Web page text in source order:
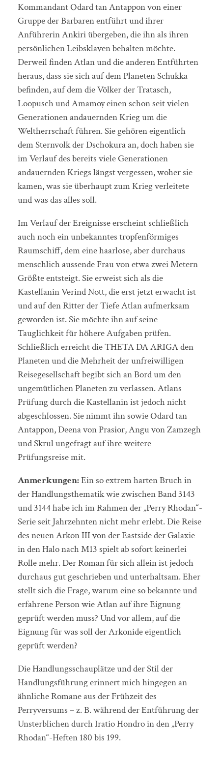
Kommandant Odard tan Antappon von einer
Gruppe der Barbaren entführt und ihrer
Anführerin Ankiri übergeben, die ihn als ihren
persönlichen Leibsklaven behalten möchte.
Derweil finden Atlan und die anderen Entführten
heraus, dass sie sich auf dem Planeten Schukka
befinden, auf dem die Völker der Tratasch,
Loopusch und Amamoy einen schon seit vielen
Generationen andauernden Krieg um die
Weltherrschaft führen. Sie gehören eigentlich
dem Sternvolk der Dschokura an, doch haben sie
im Verlauf des bereits viele Generationen
andauernden Kriegs längst vergessen, woher sie
kamen, was sie überhaupt zum Krieg verleitete
und was das alles soll.
Im Verlauf der Ereignisse erscheint schließlich
auch noch ein unbekanntes tropfenförmiges
Raumschiff, dem eine haarlose, aber durchaus
menschlich aussende Frau von etwa zwei Metern
Größte entsteigt. Sie erweist sich als die
Kastellanin Verind Nott, die erst jetzt erwacht ist
und auf den Ritter der Tiefe Atlan aufmerksam
geworden ist. Sie möchte ihn auf seine
Tauglichkeit für höhere Aufgaben prüfen.
Schließlich erreicht die THETA DA ARIGA den
Planeten und die Mehrheit der unfreiwilligen
Reisegesellschaft begibt sich an Bord um den
ungemütlichen Planeten zu verlassen. Atlans
Prüfung durch die Kastellanin ist jedoch nicht
abgeschlossen. Sie nimmt ihn sowie Odard tan
Antappon, Deena von Prasior, Angu von Zamzegh
und Skrul ungefragt auf ihre weitere
Prüfungsreise mit.
Anmerkungen:Ein so extrem harten Bruch in
der Handlungsthematik wie zwischen Band 3143
und 3144 habe ich im Rahmen der „Perry Rhodan“-
Serie seit Jahrzehnten nicht mehr erlebt. Die Reise
des neuen Arkon III von der Eastside der Galaxie
in den Halo nach M13 spielt ab sofort keinerlei
Rolle mehr. Der Roman für sich allein ist jedoch
durchaus gut geschrieben und unterhaltsam. Eher
stellt sich die Frage, warum eine so bekannte und
erfahrene Person wie Atlan auf ihre Eignung
geprüft werden muss? Und vor allem, auf die
Eignung für was soll der Arkonide eigentlich
geprüft werden?
Die Handlungsschauplätze und der Stil der
Handlungsführung erinnert mich hingegen an
ähnliche Romane aus der Frühzeit des
Perryversums – z. B. während der Entführung der
Unsterblichen durch Iratio Hondro in den „Perry
Rhodan“-Heften 180 bis 199.